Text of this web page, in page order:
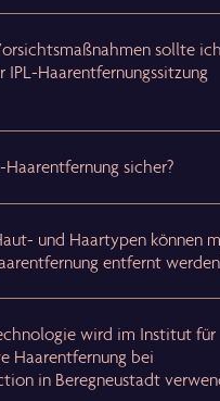
sollte ich
IPL-Haarentfernungssitzung
Haarentfernung sicher?
und Haartypen können
entfernt
wird im Institut für
Haarentfernung bei
in Beregneustadt